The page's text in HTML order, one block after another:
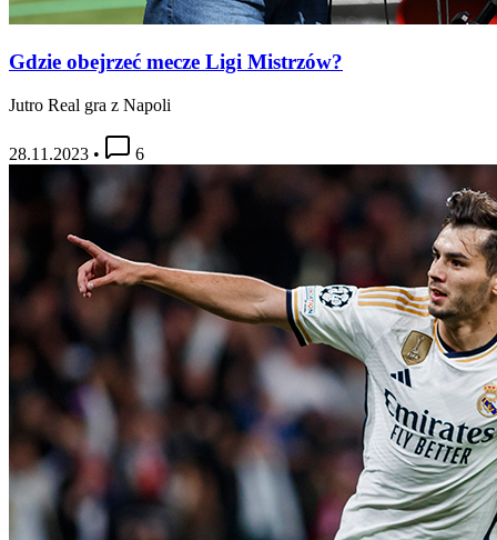
Gdzie obejrzeć mecze Ligi Mistrzów?
Jutro Real gra z Napoli
28.11.2023 • 6